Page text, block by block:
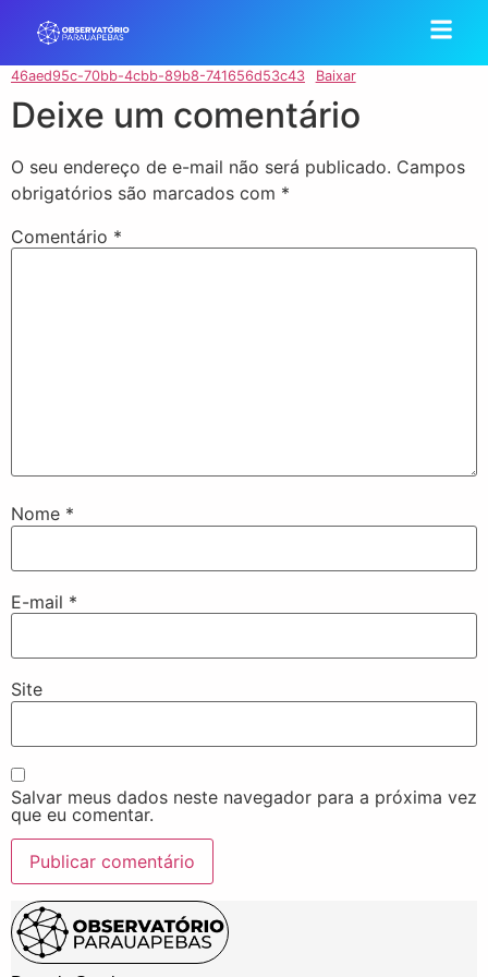
46aed95c-70bb-4cbb-89b8-741656d53c43 Baixar
Deixe um comentário
O seu endereço de e-mail não será publicado. Campos
obrigatórios são marcados com *
Comentário *
Nome *
E-mail *
Site
Salvar meus dados neste navegador para a próxima vez
que eu comentar.